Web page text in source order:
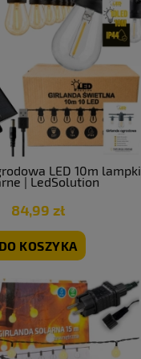
LED 10m lampki
| LedSolution
84,99 zł
DO KOSZYKA